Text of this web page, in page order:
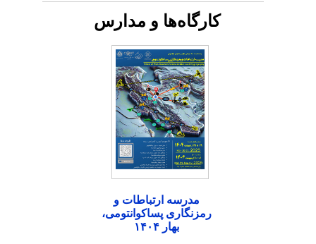
کارگاه‌ها و مدارس
مدرسه ارتباطات و
رمزنگاری پساکوانتومی،
بهار ۱۴۰۴